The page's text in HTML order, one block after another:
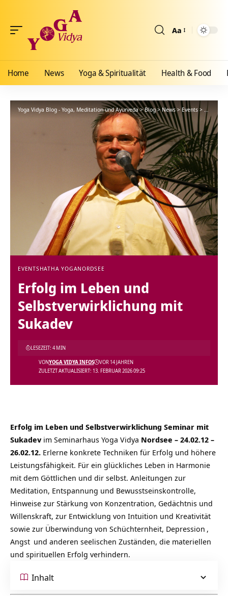
Aa
Home News Yoga & Spiritualität Health & Food
Yoga Vidya Blog - Yoga, Meditation und Ayurveda>Blog>News>Events> Erfolg im
EVENTSHATHA YOGANORDSEE
Erfolg im Leben und
Selbstverwirklichung mit
Sukadev
ZULETZT AKTUALISIERT: 13. FEBRUAR 2026 09:25
VONYOGA VIDYA INFOS VOR 14 JAHREN
LESEZEIT: 4 MIN
Erfolg im Leben und Selbstverwirklichung Seminar mit
Sukadevim Seminarhaus Yoga Vidya Nordsee – 24.02.12 –
26.02.12. Erlerne konkrete Techniken für Erfolg und höhere
Leistungsfähigkeit. Für ein glückliches Leben in Harmonie
mit dem Göttlichen und dir selbst. Anleitungen zur
Meditation, Entspannung und Bewusstseinskontrolle,
Hinweise zur Stärkung von Konzentration, Gedächtnis und
Willenskraft, zur Entwicklung von Intuition und Kreativität
sowie zur Überwindung von Schüchternheit, Depression ,
Angst und anderen seelischen Zuständen, die materiellen
und spirituellen Erfolg verhindern.
Inhalt